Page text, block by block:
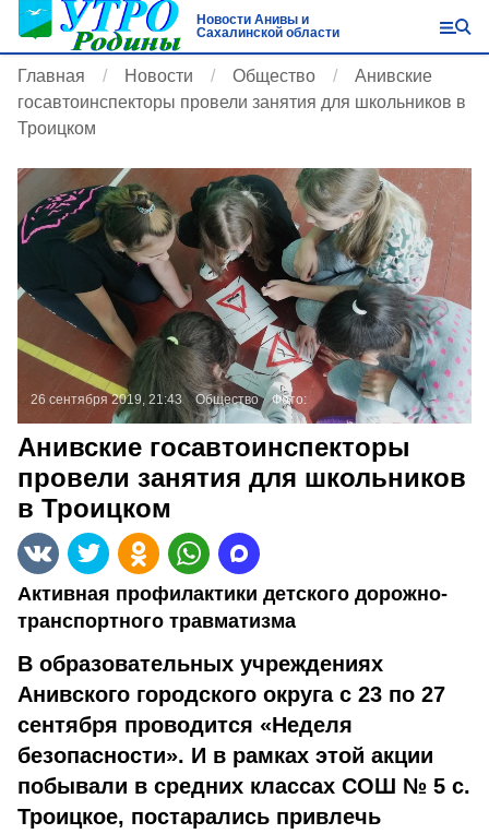
Новости Анивы и
Сахалинской области
Главная Новости Общество
Анивские
госавтоинспекторы провели занятия для школьников в
Троицком
26 сентября 2019, 21:43 Общество Фото:
Анивские госавтоинспекторы
провели занятия для школьников
в Троицком
Активная профилактики детского дорожно-
транспортного травматизма
В образовательных учреждениях
Анивского городского округа с 23 по 27
сентября проводится «Неделя
безопасности». И в рамках этой акции
побывали в средних классах СОШ № 5 с.
Троицкое, постарались привлечь